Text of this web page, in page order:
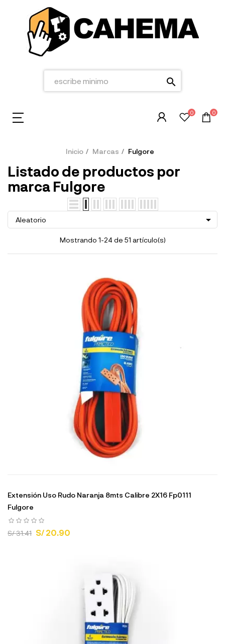
search
0 0
Inicio Marcas Fulgore
Listado de productos por
marca Fulgore
Aleatorio 
Mostrando 1-24 de 51 artículo(s)
Extensión Uso Rudo Naranja 8mts Calibre 2X16 Fp0111
Fulgore
S/ 31.41 S/ 20.90